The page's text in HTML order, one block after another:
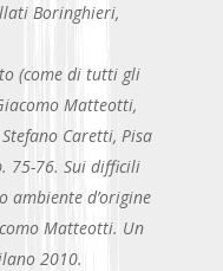
Boringhieri,
(come di tutti gli
Matteotti,
Caretti, Pisa
75-76. Sui difficili
d’origine
Matteotti. Un
2010.